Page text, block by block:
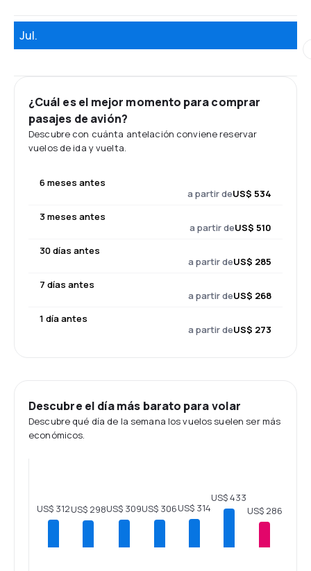
Jul.
¿Cuál es el mejor momento para comprar
pasajes de avión?
Descubre con cuánta antelación conviene reservar
vuelos de ida y vuelta.
6 meses antes
a partir deUS$ 534
3 meses antes
a partir deUS$ 510
30 días antes
a partir deUS$ 285
7 días antes
a partir deUS$ 268
1 día antes
a partir deUS$ 273
Descubre el día más barato para volar
Descubre qué día de la semana los vuelos suelen ser más
económicos.
US$ 312US$ 298US$ 309US$ 306US$ 314
US$ 433
US$ 286